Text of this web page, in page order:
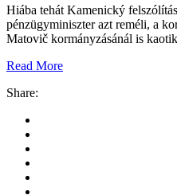
Hiába tehát Kamenický
pénzügyminiszter azt reméli, a
Matovič kormányzásánál is
Read More
Share: